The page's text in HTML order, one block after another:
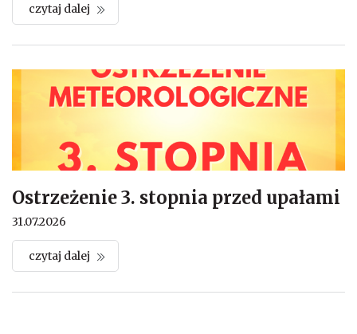
czytaj dalej
Ostrzeżenie 3. stopnia przed upałami
31.07.2026
czytaj dalej